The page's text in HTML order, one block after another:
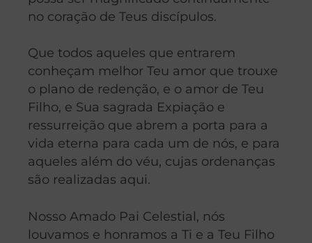
no coração de Teus discípulos.
Que todos aqueles que entrarem
conheçam melhor Teu amor que trouxe
o plano de redenção, e o amor de Teu
Filho, e Sua sagrada Expiação e
ressurreição que abrem a porta para a
vida eterna para cada um de nós, e para
aqueles além do véu, cujas ordenanças
são realizadas aqui.
Nosso Amado Pai Celestial, nós
louvamos e honramos a Ti e a Teu Filho